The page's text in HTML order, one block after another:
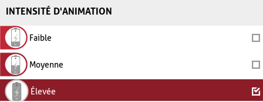
INTENSITÉ D'ANIMATION
Faible
Moyenne
Élevée